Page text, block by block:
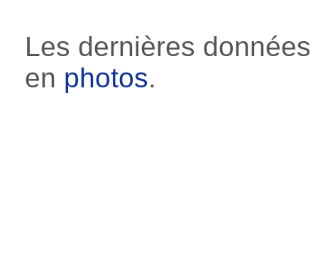
Les dernières
en photos.